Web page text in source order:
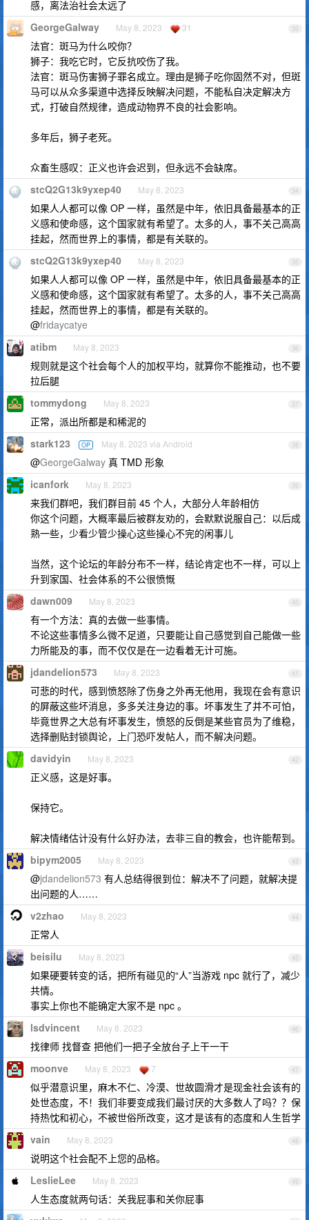
感，离法治社会太远了
33
GeorgeGalway May 8, 2023 31
法官：斑马为什么咬你？
狮子：我吃它时，它反抗咬伤了我。
法官：斑马伤害狮子罪名成立。理由是狮子吃你固然不对，但斑
马可以从众多渠道中选择反映解决问题，不能私自决定解决方
式，打破自然规律，造成动物界不良的社会影响。
多年后，狮子老死。
众畜生感叹：正义也许会迟到，但永远不会缺席。
34
stcQ2G13k9yxep40 May 8, 2023
如果人人都可以像 OP 一样，虽然是中年，依旧具备最基本的正
义感和使命感，这个国家就有希望了。太多的人，事不关己高高
挂起，然而世界上的事情，都是有关联的。
35
stcQ2G13k9yxep40 May 8, 2023
如果人人都可以像 OP 一样，虽然是中年，依旧具备最基本的正
义感和使命感，这个国家就有希望了。太多的人，事不关己高高
挂起，然而世界上的事情，都是有关联的。
@fridaycatye
36
atibm May 8, 2023
规则就是这个社会每个人的加权平均，就算你不能推动，也不要
拉后腿
37
tommydong May 8, 2023
正常，派出所都是和稀泥的
38
stark123 OP May 8, 2023 via Android
@GeorgeGalway 真 TMD 形象
39
icanfork May 8, 2023
来我们群吧，我们群目前 45 个人，大部分人年龄相仿
你这个问题，大概率最后被群友劝的，会默默说服自己：以后成
熟一些，少看少管少操心这些操心不完的闲事儿
当然，这个论坛的年龄分布不一样，结论肯定也不一样，可以上
升到家国、社会体系的不公很愤慨
40
dawn009 May 8, 2023
有一个方法：真的去做一些事情。
不论这些事情多么微不足道，只要能让自己感觉到自己能做一些
力所能及的事，而不仅仅是在一边看着无计可施。
41
jdandelion573 May 8, 2023
可悲的时代，感到愤怒除了伤身之外再无他用，我现在会有意识
的屏蔽这些坏消息，多多关注身边的事。坏事发生了并不可怕，
毕竟世界之大总有坏事发生，愤怒的反倒是某些官员为了维稳，
选择删贴封锁舆论，上门恐吓发帖人，而不解决问题。
42
davidyin May 8, 2023
正义感，这是好事。
保持它。
解决情绪估计没有什么好办法，去非三自的教会，也许能帮到。
43
bipym2005 May 8, 2023
@jdandelion573 有人总结得很到位：解决不了问题，就解决提
出问题的人……
44
v2zhao May 8, 2023
正常人
45
beisilu May 8, 2023
如果硬要转变的话，把所有碰见的“人”当游戏 npc 就行了，减少
共情。
事实上你也不能确定大家不是 npc 。
46
lsdvincent May 8, 2023
找律师 找督查 把他们一把子全放台子上干一干
47
moonve May 8, 2023 7
似乎潜意识里，麻木不仁、冷漠、世故圆滑才是现金社会该有的
处世态度，不！我们非要变成我们最讨厌的大多数人了吗？？保
持热忱和初心，不被世俗所改变，这才是该有的态度和人生哲学
48
vain May 8, 2023
说明这个社会配不上您的品格。
49
LeslieLee May 8, 2023
人生态度就两句话：关我屁事和关你屁事